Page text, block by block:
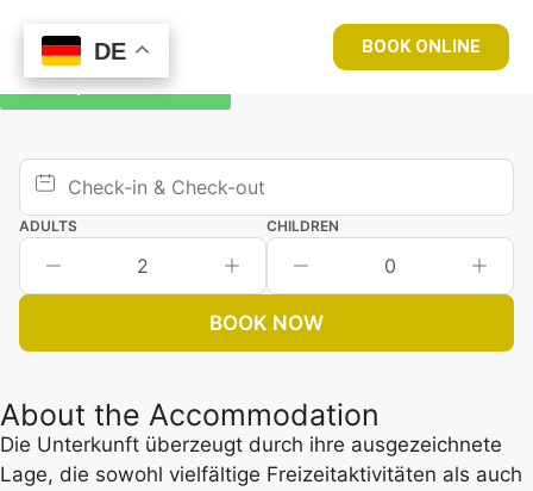
BOOK ONLINE
Book your room now
ADULTS
2
CHILDREN
0
BOOK NOW
About the Accommodation
Die Unterkunft überzeugt durch ihre ausgezeichnete
Lage, die sowohl vielfältige Freizeitaktivitäten als auch
DE
DE